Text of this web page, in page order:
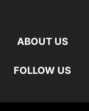
ABOUT US
FOLLOW US